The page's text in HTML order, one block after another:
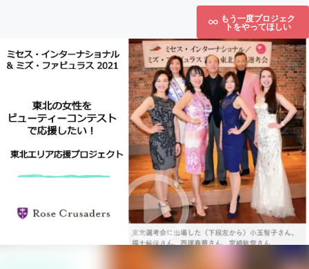
もう一度プロジェク
トをやってほしい